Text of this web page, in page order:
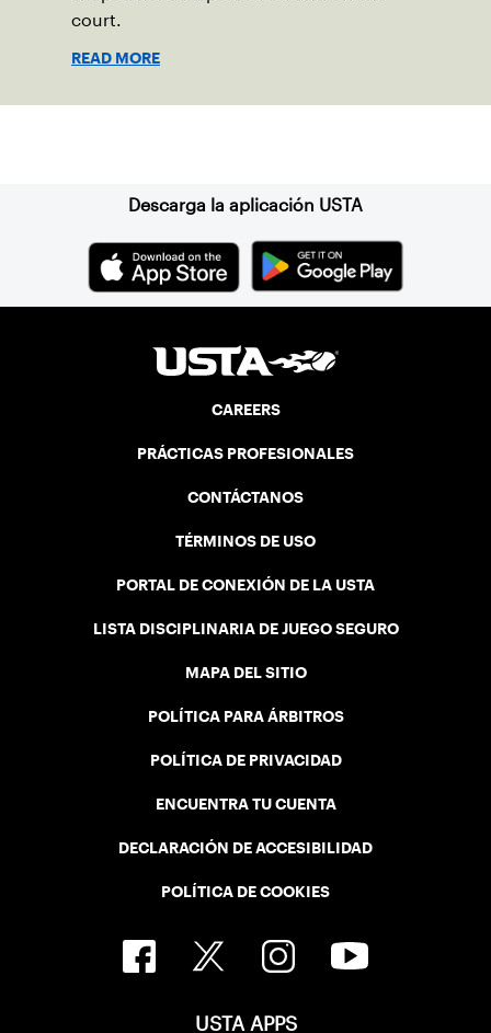
court.
READ MORE
Descarga la aplicación USTA
CAREERS
PRÁCTICAS PROFESIONALES
CONTÁCTANOS
TÉRMINOS DE USO
PORTAL DE CONEXIÓN DE LA USTA
LISTA DISCIPLINARIA DE JUEGO SEGURO
MAPA DEL SITIO
POLÍTICA PARA ÁRBITROS
POLÍTICA DE PRIVACIDAD
ENCUENTRA TU CUENTA
DECLARACIÓN DE ACCESIBILIDAD
POLÍTICA DE COOKIES
USTA APPS